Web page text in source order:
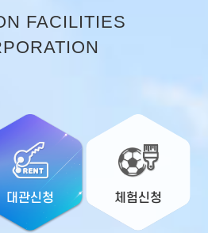
FACILITIES
대관신청 체험신청